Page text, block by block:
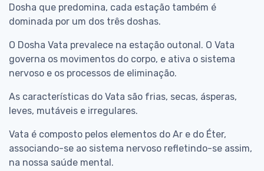
Dosha que predomina, cada estação também é
dominada por um dos três doshas.
O Dosha Vata prevalece na estação outonal. O Vata
governa os movimentos do corpo, e ativa o sistema
nervoso e os processos de eliminação.
As características do Vata são frias, secas, ásperas,
leves, mutáveis e irregulares.
Vata é composto pelos elementos do Ar e do Éter,
associando-se ao sistema nervoso refletindo-se assim,
na nossa saúde mental.